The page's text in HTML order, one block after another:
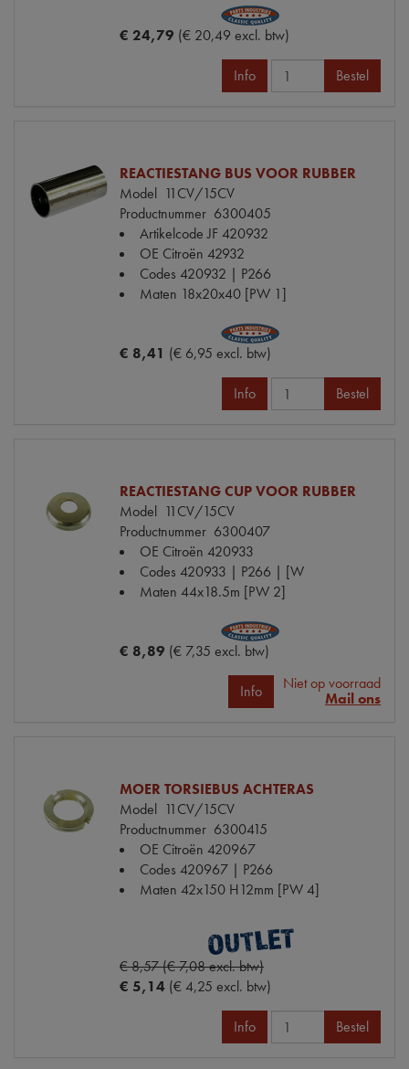
€ 24,79 (€ 20,49 excl. btw)
Info Bestel
REACTIESTANG BUS VOOR RUBBER
Model 11CV/15CV
Productnummer 6300405
Artikelcode JF420932
OE Citroën 42932
Codes 420932 | P266
Maten 18x20x40 [PW 1]
€ 8,41 (€ 6,95 excl. btw)
Info Bestel
REACTIESTANG CUP VOOR RUBBER
Model 11CV/15CV
Productnummer 6300407
OE Citroën 420933
Codes 420933 | P266 | [W
Maten 44x18.5m [PW 2]
€ 8,89 (€ 7,35 excl. btw)
Info
Niet op voorraad
Mail ons
MOER TORSIEBUS ACHTERAS
Model 11CV/15CV
Productnummer 6300415
OE Citroën 420967
Codes 420967 | P266
Maten 42x150 H12mm [PW 4]
€ 8,57 (€ 7,08 excl. btw)
€ 5,14 (€ 4,25 excl. btw)
Info Bestel